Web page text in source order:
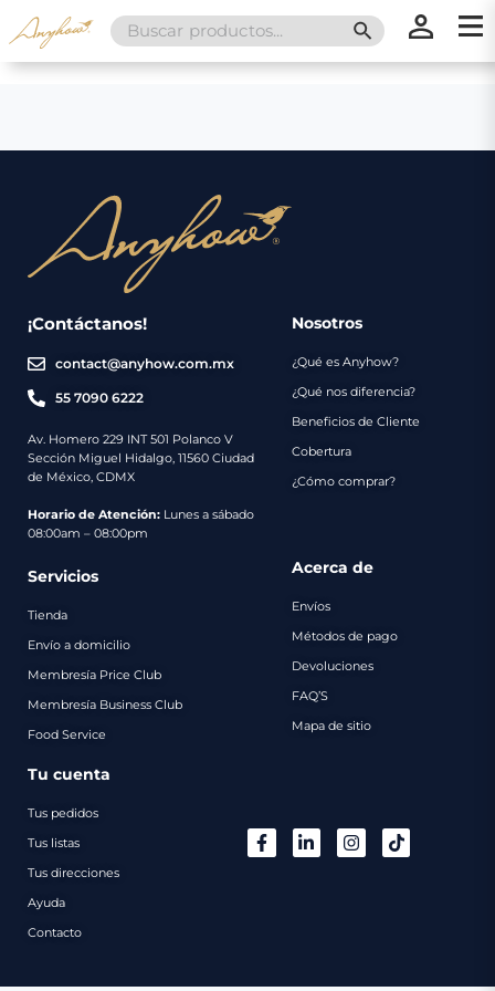
Search
for:
SEARCH
¡Contáctanos!
contact@anyhow.com.mx
55 7090 6222
Av. Homero 229 INT 501 Polanco V
Sección Miguel Hidalgo, 11560 Ciudad
de México, CDMX
Horario de Atención: Lunes a sábado
08:00am – 08:00pm
Nosotros
¿Qué es Anyhow?
¿Qué nos diferencia?
Beneficios de Cliente
Cobertura
¿Cómo comprar?
Servicios
Tienda
Envío a domicilio
Membresía Price Club
Membresía Business Club
Food Service
Acerca de
Envíos
Métodos de pago
Devoluciones
FAQ’S
Mapa de sitio
Tu cuenta
Tus pedidos
Tus listas
Tus direcciones
Ayuda
Contacto
Nosotros
Servicios
Envíos
Métodos
de
Catálogo
Regalos
Contacto